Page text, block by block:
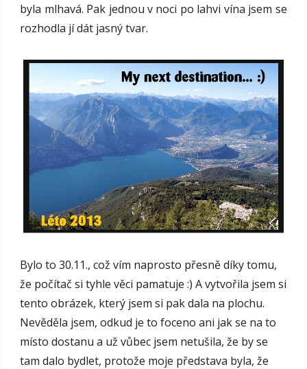
byla mlhavá. Pak jednou v noci po lahvi vína jsem se
rozhodla jí dát jasný tvar.
Bylo to 30.11., což vím naprosto přesně díky tomu,
že počítač si tyhle věci pamatuje :) A vytvořila jsem si
tento obrázek, který jsem si pak dala na plochu.
Nevěděla jsem, odkud je to foceno ani jak se na to
místo dostanu a už vůbec jsem netušila, že by se
tam dalo bydlet, protože moje představa byla, že